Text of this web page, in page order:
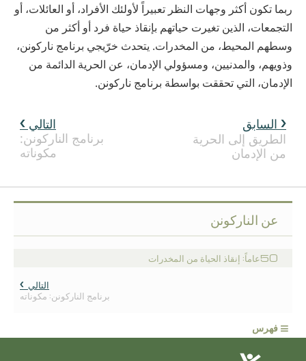
ربما تكون أكثر وجهات النظر تعبيراً لأولئك الأفراد، أو العائلات، أو
التجمعات، الذين تغيرت حياتهم بإنقاذ حياة فرد أو أكثر من
وسطهم المحيط، من المخدرات. يتحدث خرّيجي برنامج ناركونن،
وذويهم، والمدنيين، ومسؤولي الإدمان، عن الحرية الدائمة من
الإدمان، التي تحققت بواسطة برنامج ناركونن.
التالي
برنامج الناركونن:
مكوناته
السابق
الطريق إلى الحرية
من الإدمان
عن الناركونن
50عاماً: إنقاذ الحياة من المخدرات
التالي
برنامج الناركونن: مكوناته
≡فهرس